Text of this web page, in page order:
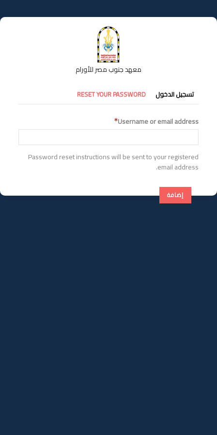
إلى
المحتوى
معهد جنوب مصر للأورام
التبويبات
الأساسية
تسجيل الدخول RESET YOUR PASSWORD
Username or email address
Password reset instructions will be sent to your registered
email address.